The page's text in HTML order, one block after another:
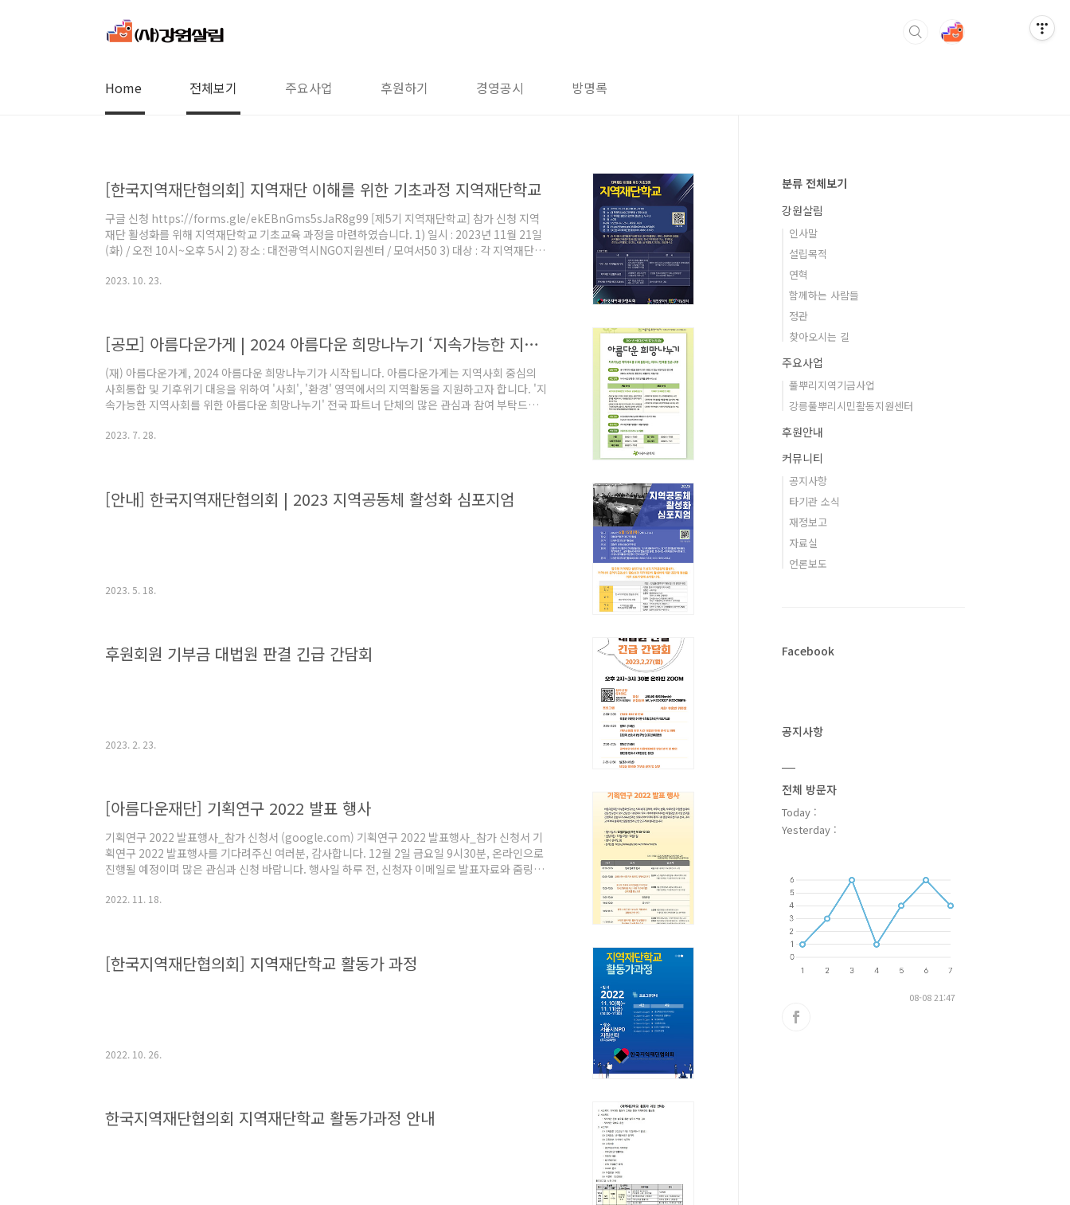
Home 전체보기 주요사업 후원하기 경영공시 방명록
[한국지역재단협의회] 지역재단 이해를 위한 기초과정 지역재단학교
구글 신청 https://forms.gle/ekEBnGms5sJaR8g99 [제5기 지역재단학교] 참가 신청 지역
재단 활성화를 위해 지역재단학교 기초교육 과정을 마련하였습니다. 1) 일시 : 2023년 11월 21일
(화) / 오전 10시~오후 5시 2) 장소 : 대전광역시NGO지원센터 / 모여서50 3) 대상 : 각 지역재단 임
2023. 10. 23.
[공모] 아름다운가게 | 2024 아름다운 희망나누기 ‘지속가능한 지역사회를 위한 파트너 단체 모집’
(재) 아름다운가게, 2024 아름다운 희망나누기가 시작됩니다. 아름다운가게는 지역사회 중심의
사회통합 및 기후위기 대응을 위하여 '사회', '환경' 영역에서의 지역활동을 지원하고자 합니다. '지
속가능한 지역사회를 위한 아름다운 희망나누기' 전국 파트너 단체의 많은 관심과 참여 부탁드립
희망나누기 ‘지속가능한 지역사회를 위한 파트너 단체 모집’ (재) 아름다운가게, 2024 아름다운 희
2023. 7. 28.
[안내] 한국지역재단협의회 | 2023 지역공동체 활성화 심포지엄
2023. 5. 18.
후원회원 기부금 대법원 판결 긴급 간담회
2023. 2. 23.
[아름다운재단] 기획연구 2022 발표 행사
기획연구 2022 발표행사_참가 신청서 (google.com) 기획연구 2022 발표행사_참가 신청서 기
획연구 2022 발표행사를 기다려주신 여러분, 감사합니다. 12월 2일 금요일 9시30분, 온라인으로
진행될 예정이며 많은 관심과 신청 바랍니다. 행사일 하루 전, 신청자 이메일로 발표자료와 줌링
2022. 11. 18.
[한국지역재단협의회] 지역재단학교 활동가 과정
2022. 10. 26.
한국지역재단협의회 지역재단학교 활동가과정 안내
분류 전체보기
강원살림
인사말
설립목적
연혁
함께하는 사람들
정관
찾아오시는 길
주요사업
풀뿌리지역기금사업
강릉풀뿌리시민활동지원센터
후원안내
커뮤니티
공지사항
타기관 소식
재정보고
자료실
언론보도
Facebook
공지사항
전체 방문자
Today :
Yesterday :
08-08 21:47